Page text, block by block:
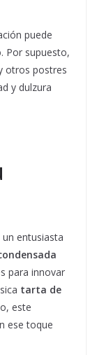
puede
Por supuesto,
otros postres
y dulzura
entusiasta
para innovar
tarta de
este
ese toque